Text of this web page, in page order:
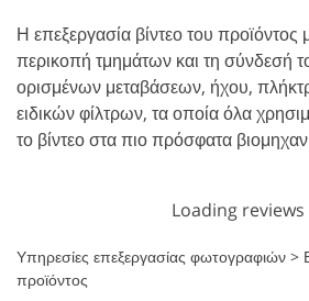
Η επεξεργασία βίντεο του προϊόντος
περικοπή τμημάτων και τη σύνδεσή
ορισμένων μεταβάσεων, ήχου,
ειδικών φίλτρων, τα οποία όλα
το βίντεο στα πιο πρόσφατα
Loading reviews
Υπηρεσίες επεξεργασίας φωτογραφιών >
προϊόντος